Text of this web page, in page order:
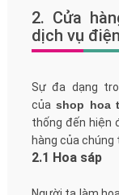
2. Cửa
dịch vụ
Sự đa dạng
của shop hoa
thống đến hiện
hàng của
2.1 Hoa sáp